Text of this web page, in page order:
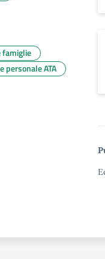
famiglie
personale ATA